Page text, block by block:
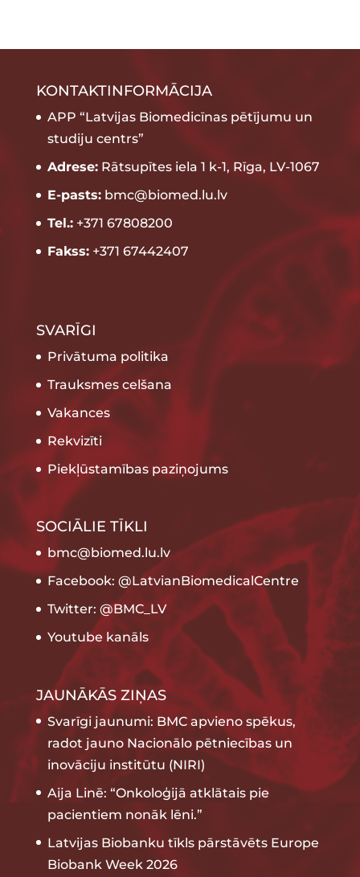
KONTAKTINFORMĀCIJA
APP “Latvijas Biomedicīnas pētījumu un
studiju centrs”
Adrese:Rātsupītes iela 1 k-1, Rīga, LV-1067
E-pasts:bmc@biomed.lu.lv
Tel.:+371 67808200
Fakss:+371 67442407
SVARĪGI
Privātuma politika
Trauksmes celšana
Vakances
Rekvizīti
Piekļūstamības paziņojums
SOCIĀLIE TĪKLI
bmc@biomed.lu.lv
Facebook: @LatvianBiomedicalCentre
Twitter: @BMC_LV
Youtube kanāls
JAUNĀKĀS ZIŅAS
Svarīgi jaunumi: BMC apvieno spēkus,
radot jauno Nacionālo pētniecības un
inovāciju institūtu (NIRI)
Aija Linē: “Onkoloģijā atklātais pie
pacientiem nonāk lēni.”
Latvijas Biobanku tīkls pārstāvēts Europe
Biobank Week 2026